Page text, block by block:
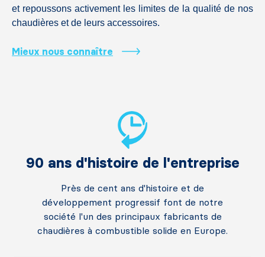
et repoussons activement les limites de la qualité de nos
chaudières et de leurs accessoires.
Mieux nous connaître
90 ans d'histoire de l'entreprise
Près de cent ans d'histoire et de
développement progressif font de notre
société l'un des principaux fabricants de
chaudières à combustible solide en Europe.